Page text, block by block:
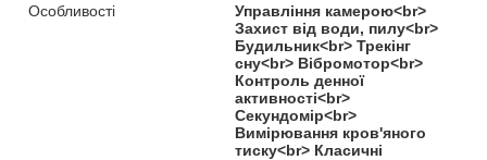
Особливості
Управління камерою<br>
Захист від води, пилу<br>
Будильник<br> Трекінг
сну<br> Вібромотор<br>
Контроль денної
активності<br>
Секундомір<br>
Вимірювання кров'яного
тиску<br> Класичні